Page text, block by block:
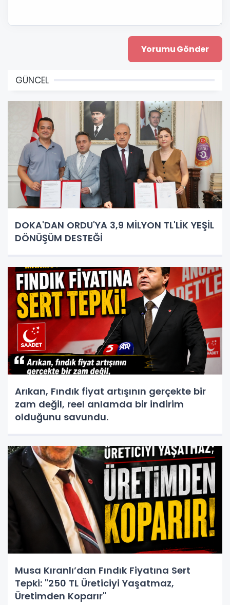
GÜNCEL
DOKA'DAN ORDU'YA 3,9 MİLYON TL'LİK YEŞİL
DÖNÜŞÜM DESTEĞİ
Arıkan, Fındık fiyat artışının gerçekte bir
zam değil, reel anlamda bir indirim
olduğunu savundu.
Musa Kıranlı’dan Fındık Fiyatına Sert
Tepki: "250 TL Üreticiyi Yaşatmaz,
Üretimden Koparır"